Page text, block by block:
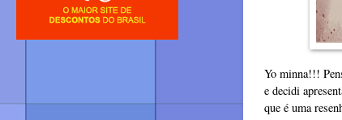
Yo minna!!!
e decidi
que é uma